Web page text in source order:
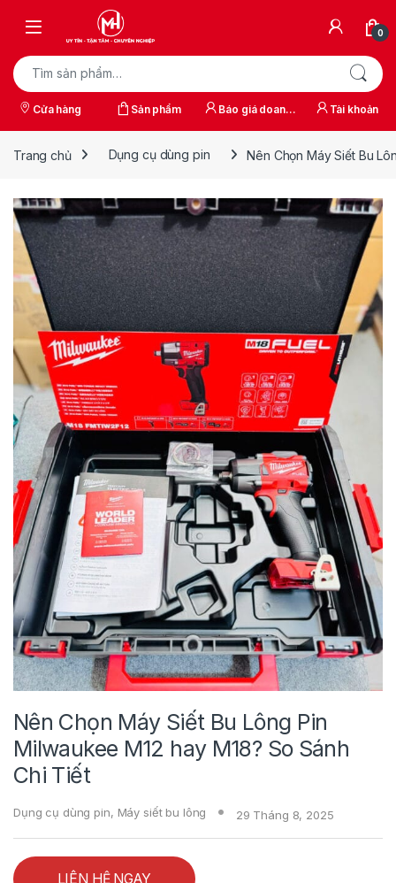
0
Tìm kiếm:
Cửa hàng Sản phẩm
Báo giá doanh
Tài khoản
Trang chủ Dụng cụ dùng pin Nên Chọn Máy Siết Bu
Nên Chọn Máy Siết Bu Lông Pin
Milwaukee M12 hay M18? So Sánh
Chi Tiết
Dụng cụ dùng pin, Máy siết bu lông 29 Tháng 8, 2025
LIÊN HỆ NGAY